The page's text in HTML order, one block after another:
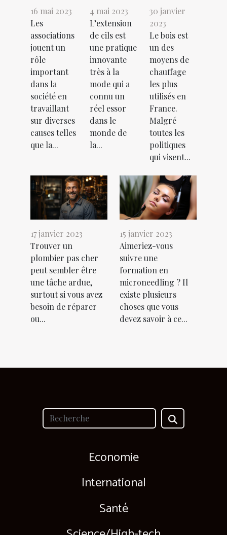
16 mai 2023
Les
associations
jouent un
rôle
important
dans la
société en
travaillant
sur diverses
causes telles
que la...
4 mai 2023
L’extension
de cils est
une pratique
innovante
très à la
mode qui a
connu un
réel essor
dans le
monde de
la...
30 janvier
2023
Le bois est
un des
moyens de
chauffage
les plus
utilisés en
France.
Malgré
toutes les
politiques
qui visent...
17 janvier 2023
Trouver un
plombier pas cher
peut sembler être
une tâche ardue,
surtout si vous avez
besoin de réparer
ou...
15 janvier 2023
Aimeriez-vous
suivre une
formation en
microneedling ? Il
existe plusieurs
choses que vous
devez savoir à ce...
Economie
International
Santé